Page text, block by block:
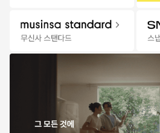
킹햄 부츠 - 올리브 / L
46,990원
닥터마틴
나틸라 XL 블랙 아테
나 - 블랙 / 3153800
1
특가 마감